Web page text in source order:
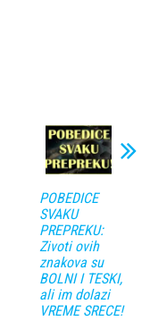
POBEDICE
SVAKU
PREPREKU:
Zivoti ovih
znakova su
BOLNI I TESKI,
ali im dolazi
VREME SRECE!